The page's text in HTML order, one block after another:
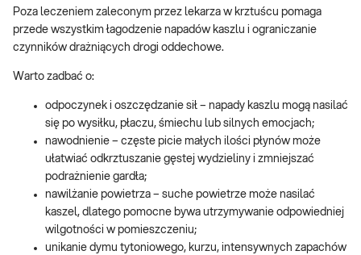
Poza leczeniem zaleconym przez lekarza w krztuścu pomaga
przede wszystkim łagodzenie napadów kaszlu i ograniczanie
czynników drażniących drogi oddechowe.
Warto zadbać o:
odpoczynek i oszczędzanie sił – napady kaszlu mogą nasilać
się po wysiłku, płaczu, śmiechu lub silnych emocjach;
nawodnienie – częste picie małych ilości płynów może
ułatwiać odkrztuszanie gęstej wydzieliny i zmniejszać
podrażnienie gardła;
nawilżanie powietrza – suche powietrze może nasilać
kaszel, dlatego pomocne bywa utrzymywanie odpowiedniej
wilgotności w pomieszczeniu;
unikanie dymu tytoniowego, kurzu, intensywnych zapachów